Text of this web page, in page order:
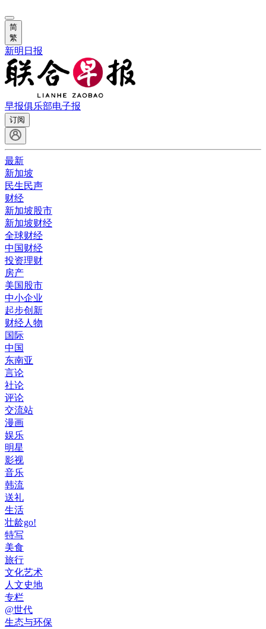
简
繁
新明日报
早报俱乐部电子报
订阅
最新
新加坡
民生民声
财经
新加坡股市
新加坡财经
全球财经
中国财经
投资理财
房产
美国股市
中小企业
起步创新
财经人物
国际
中国
东南亚
言论
社论
评论
交流站
漫画
娱乐
明星
影视
音乐
韩流
送礼
生活
壮龄go!
特写
美食
旅行
文化艺术
人文史地
专栏
@世代
生态与环保